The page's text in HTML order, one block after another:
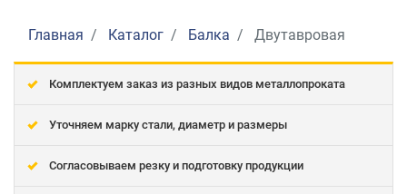
Главная Каталог Балка Двутавровая
Комплектуем заказ из разных видов металлопроката
Уточняем марку стали, диаметр и размеры
Согласовываем резку и подготовку продукции